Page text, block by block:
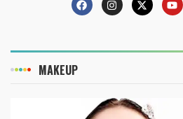
MAKEUP